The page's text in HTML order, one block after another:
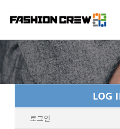
LOG
로그인